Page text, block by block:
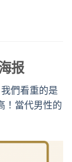
报
我們看重的是
！當代男性的